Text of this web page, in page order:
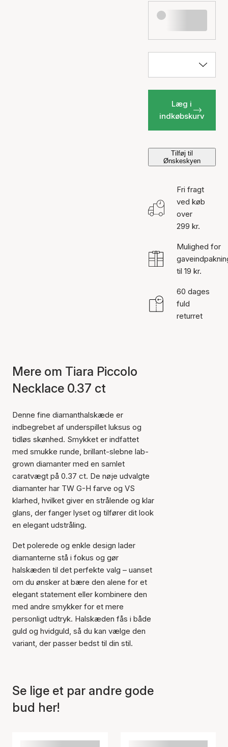
Læg i
indkøbskurv
Tilføj til
Ønskeskyen
Varen er tilføjet til kurven
Fri fragt
ved køb
over
299 kr.
Mulighed for
til 19 kr.
60 dages
fuld
returret
Mere om Tiara Piccolo
Necklace 0.37 ct
Denne fine diamanthalskæde er
indbegrebet af underspillet luksus og
tidløs skønhed. Smykket er indfattet
med smukke runde, brillant-slebne lab-
grown diamanter med en samlet
caratvægt på 0.37 ct. De nøje udvalgte
diamanter har TW G-H farve og VS
klarhed, hvilket giver en strålende og klar
glans, der fanger lyset og tilfører dit look
en elegant udstråling.
Det polerede og enkle design lader
diamanterne stå i fokus og gør
halskæden til det perfekte valg – uanset
om du ønsker at bære den alene for et
elegant statement eller kombinere den
med andre smykker for et mere
personligt udtryk. Halskæden fås i både
guld og hvidguld, så du kan vælge den
variant, der passer bedst til din stil.
Se lige et par andre gode
bud her!